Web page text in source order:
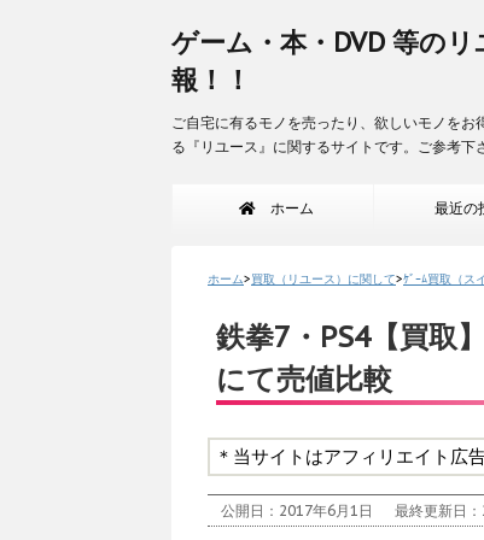
ゲーム・本・DVD 等の
報！！
ご自宅に有るモノを売ったり、欲しいモノをお
る『リユース』に関するサイトです。ご参考下
ホーム 最近の
ホーム>買取（リユース）に関して>ｹﾞｰﾑ買取（ス
鉄拳7・PS4【買取
にて売値比較
＊当サイトはアフィリエイト広
公開日：2017年6月1日 最終更新日：